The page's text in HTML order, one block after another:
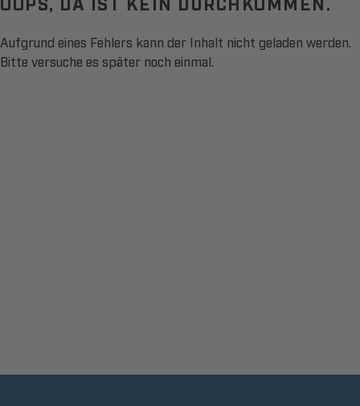
Aufgrund eines Fehlers kann der Inhalt nicht geladen werden.
Bitte versuche es später noch einmal.